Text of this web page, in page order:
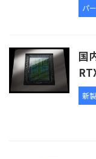
パ
国
新